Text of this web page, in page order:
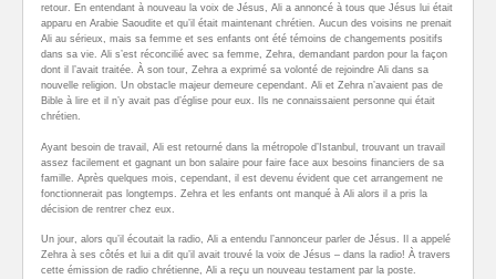
retour. En entendant à nouveau la voix de Jésus, Ali a annoncé à tous que Jésus lui était
apparu en Arabie Saoudite et qu’il était maintenant chrétien. Aucun des voisins ne prenait
Ali au sérieux, mais sa femme et ses enfants ont été témoins de changements positifs
dans sa vie. Ali s’est réconcilié avec sa femme, Zehra, demandant pardon pour la façon
dont il l’avait traitée. À son tour, Zehra a exprimé sa volonté de rejoindre Ali dans sa
nouvelle religion. Un obstacle majeur demeure cependant. Ali et Zehra n’avaient pas de
Bible à lire et il n’y avait pas d’église pour eux. Ils ne connaissaient personne qui était
chrétien.
Ayant besoin de travail, Ali est retourné dans la métropole d’Istanbul, trouvant un travail
assez facilement et gagnant un bon salaire pour faire face aux besoins financiers de sa
famille. Après quelques mois, cependant, il est devenu évident que cet arrangement ne
fonctionnerait pas longtemps. Zehra et les enfants ont manqué à Ali alors il a pris la
décision de rentrer chez eux.
Un jour, alors qu’il écoutait la radio, Ali a entendu l’annonceur parler de Jésus. Il a appelé
Zehra à ses côtés et lui a dit qu’il avait trouvé la voix de Jésus – dans la radio! À travers
cette émission de radio chrétienne, Ali a reçu un nouveau testament par la poste.